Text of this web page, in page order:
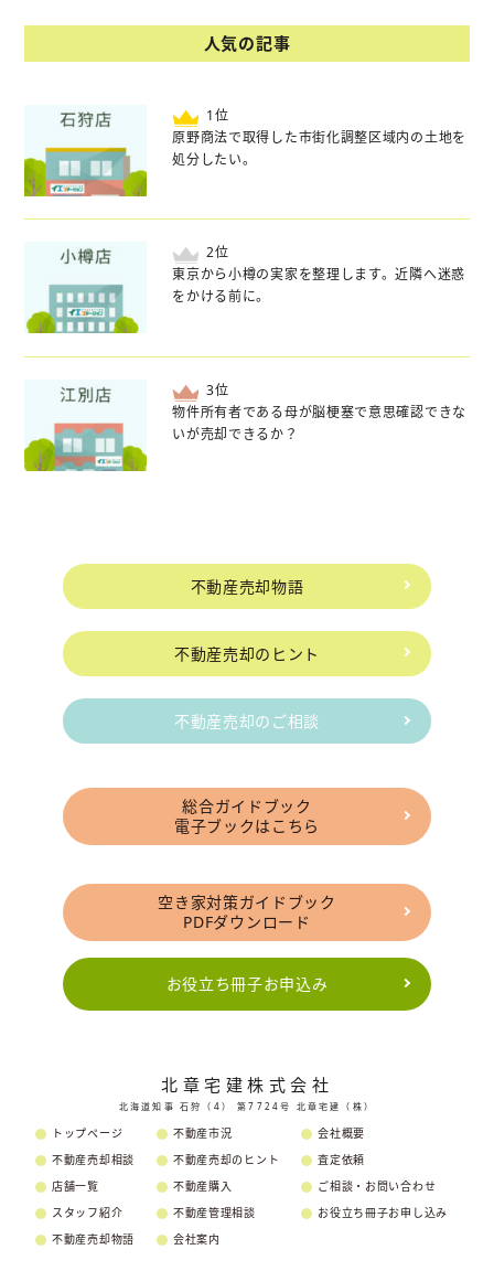
人気の記事
位
原野商法で取得した市街化調整区域内の土地を
処分したい。
位
東京から小樽の実家を整理します。近隣へ迷惑
をかける前に。
位
物件所有者である母が脳梗塞で意思確認できな
いが売却できるか？
不動産売却物語
不動産売却のヒント
不動産売却のご相談
総合ガイドブック
電子ブックはこちら
空き家対策ガイドブック
PDFダウンロード
お役立ち冊子お申込み
北章宅建株式会社
北海道知事 石狩（4） 第7724号 北章宅建（株）
トップページ
不動産売却相談
店舗一覧
スタッフ紹介
不動産売却物語
不動産市況
不動産売却のヒント
不動産購入
不動産管理相談
会社案内
会社概要
査定依頼
ご相談・お問い合わせ
お役立ち冊子お申し込み